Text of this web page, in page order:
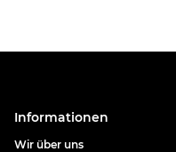
Informationen
Wir über uns